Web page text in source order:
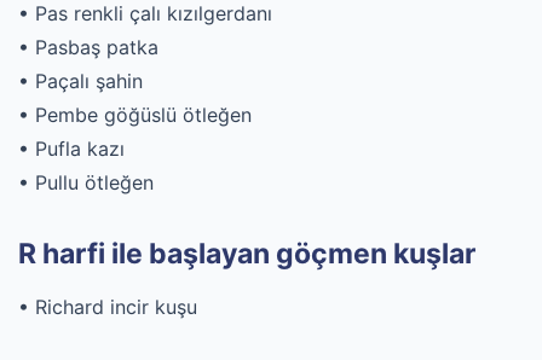
• Pas renkli çalı kızılgerdanı
• Pasbaş patka
• Paçalı şahin
• Pembe göğüslü ötleğen
• Pufla kazı
• Pullu ötleğen
R harfi ile başlayan göçmen kuşlar
• Richard incir kuşu